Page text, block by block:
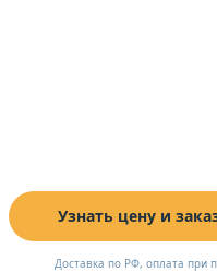
Узнать цену и
Доставка по РФ, оплата при